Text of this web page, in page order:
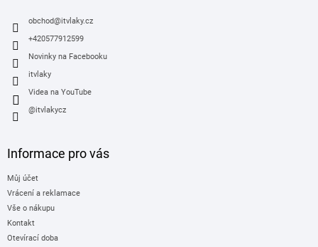
obchod@itvlaky.cz
+420577912599
Novinky na Facebooku
itvlaky
Videa na YouTube
@itvlakycz
Informace pro vás
Můj účet
Vrácení a reklamace
Vše o nákupu
Kontakt
Otevírací doba